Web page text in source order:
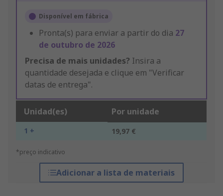
Disponível em fábrica
Pronta(s) para enviar a partir do dia 27
de outubro de 2026
Precisa de mais unidades? Insira a
quantidade desejada e clique em "Verificar
datas de entrega".
Unidad(es) Por unidade
1 + 19,97 €
*preço indicativo
Adicionar a lista de materiais